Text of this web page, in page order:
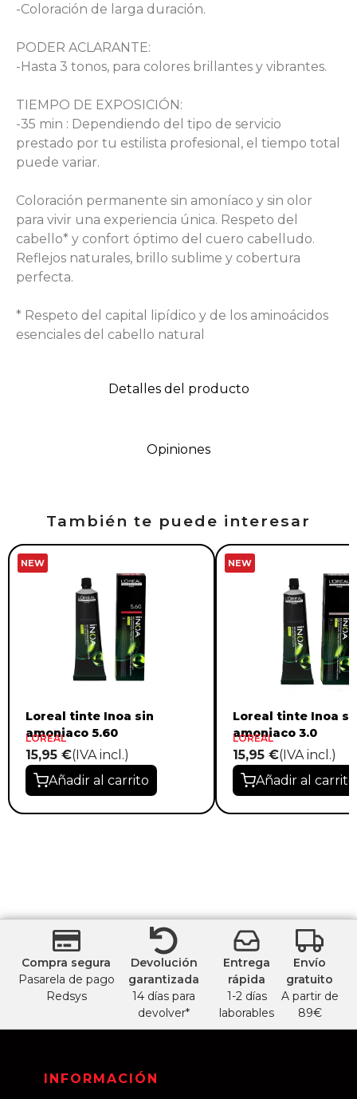
Detalles del producto
Opiniones
-Coloración de larga duración.
PODER ACLARANTE:
-Hasta 3 tonos, para colores brillantes y vibrantes.
TIEMPO DE EXPOSICIÓN:
-35 min : Dependiendo del tipo de servicio
prestado por tu estilista profesional, el tiempo total
puede variar.
Coloración permanente sin amoníaco y sin olor
para vivir una experiencia única. Respeto del
cabello* y confort óptimo del cuero cabelludo.
Reflejos naturales, brillo sublime y cobertura
perfecta.
* Respeto del capital lipídico y de los aminoácidos
esenciales del cabello natural
También te puede interesar
NEW
Loreal tinte Inoa sin
amoniaco 5.60
LOREAL
15,95 €(IVA incl.)
Añadir al carrito
NEW
Loreal tinte Inoa
amoniaco 3.0
LOREAL
15,95 €(IVA incl.)
Añadir al carrito
Compra segura
Pasarela de pago
Redsys
Devolución
garantizada
14 días para
devolver*
Entrega
rápida
1-2 días
laborables
Envío
gratuito
A partir de
89€
INFORMACIÓN